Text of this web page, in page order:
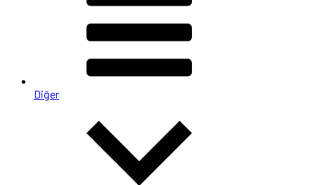
Diğer